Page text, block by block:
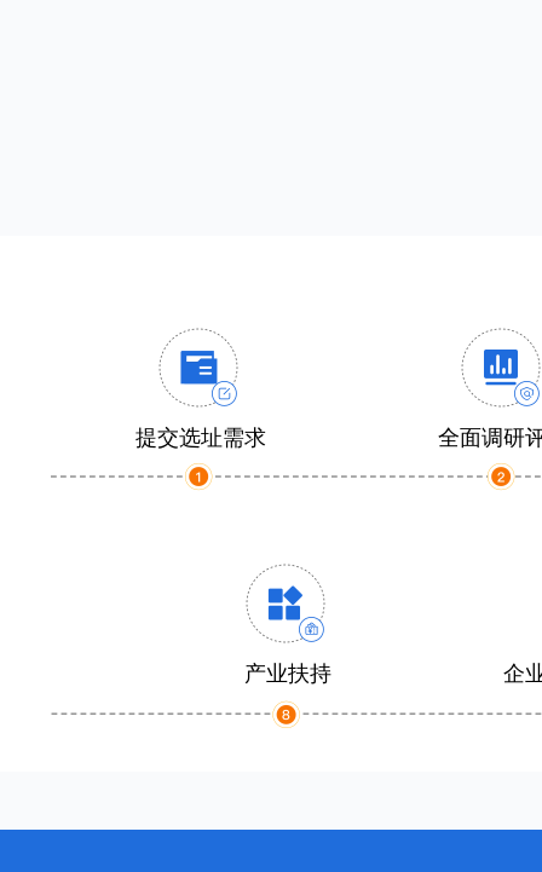
提交选址需求 全面调研
产业扶持 企